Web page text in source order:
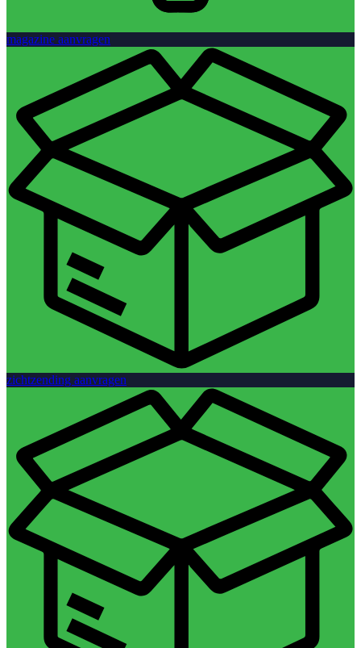
magazine aanvragen
zichtzending aanvragen